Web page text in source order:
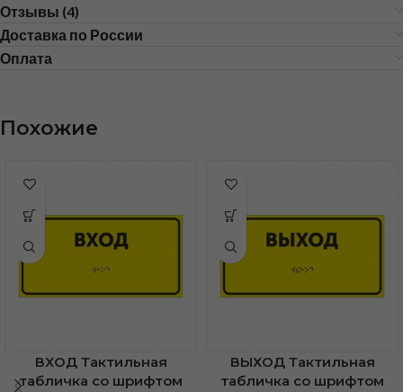
Отзывы (4)
Доставка по России
Оплата
Похожие
ВХОД Тактильная
табличка со шрифтом
ВЫХОД Тактильная
табличка со шрифтом